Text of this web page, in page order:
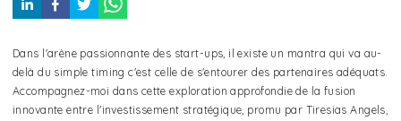
Dans l'arène passionnante des start-ups, il existe un mantra qui va au-
delà du simple timing c'est celle de s'entourer des partenaires adéquats.
Accompagnez-moi dans cette exploration approfondie de la fusion
innovante entre l'investissement stratégique, promu par Tiresias Angels,